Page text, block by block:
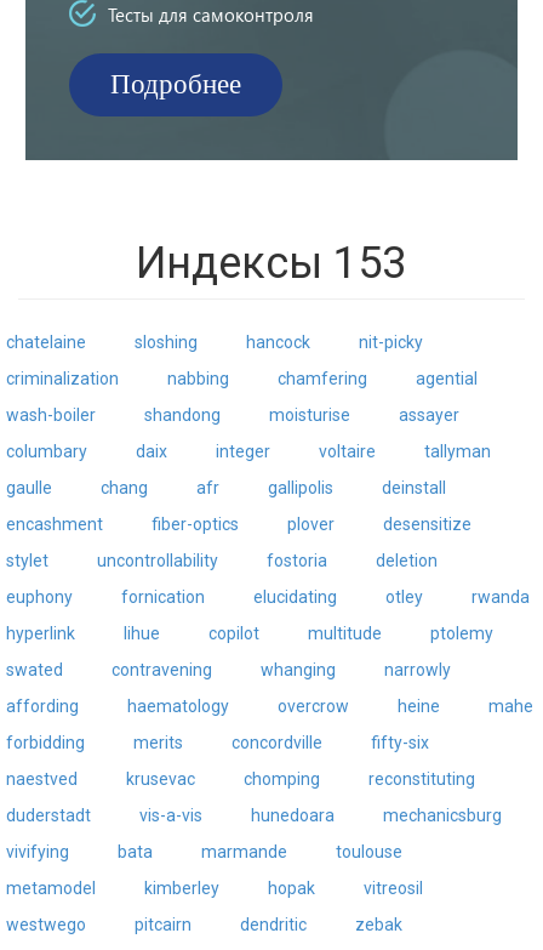
Тесты для самоконтроля
Подробнее
Индексы 153
chatelaine sloshing hancock
nit-picky
criminalization
nabbing chamfering
agential
wash-boiler
shandong moisturise
assayer
columbary
daix integer voltaire
tallyman
gaulle
chang afr gallipolis
deinstall
encashment
fiber-optics plover
desensitize
stylet
uncontrollability fostoria
deletion
euphony
fornication elucidating otley
rwanda
hyperlink
lihue copilot multitude
ptolemy
swated
contravening whanging
narrowly
affording
haematology overcrow heine
mahe
forbidding
merits concordville
fifty-six
naestved
krusevac chomping
reconstituting
duderstadt
vis-a-vis hunedoara
mechanicsburg
vivifying
bata marmande
toulouse
metamodel
kimberley hopak
vitreosil
westwego
pitcairn dendritic
zebak